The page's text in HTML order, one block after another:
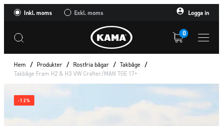
Inkl. moms Exkl. moms Logga in
0
Hem / Produkter / Rostfria bågar / Takbåge /
Takbåge Fram H2 & H3 VW Crafter/MAN TGE 17+
-12%